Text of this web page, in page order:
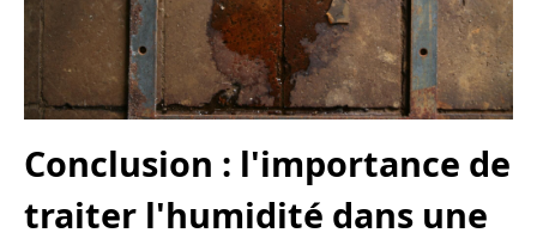
Conclusion : l'importance de
traiter l'humidité dans une